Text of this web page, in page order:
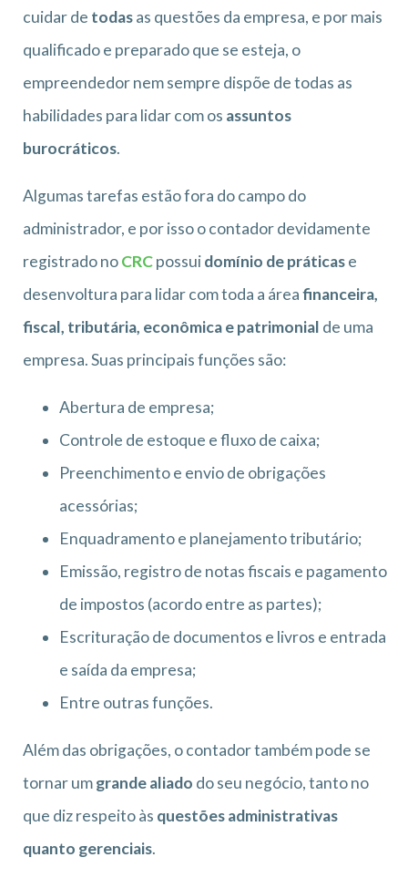
cuidar de todasas questões da empresa, e por mais
qualificado e preparado que se esteja, o
empreendedor nem sempre dispõe de todas as
habilidades para lidar com os assuntos
burocráticos.
Algumas tarefas estão fora do campo do
administrador, e por isso o contador devidamente
registrado noCRCpossuidomínio de práticase
desenvoltura para lidar com toda a áreafinanceira,
fiscal, tributária, econômica e patrimonial de uma
empresa. Suas principais funções são:
Abertura de empresa;
Controle de estoque e fluxo de caixa;
Preenchimento e envio de obrigações
acessórias;
Enquadramento e planejamento tributário;
Emissão, registro de notas fiscais e pagamento
de impostos (acordo entre as partes);
Escrituração de documentos e livros e entrada
e saída da empresa;
Entre outras funções.
Além das obrigações, o contador também pode se
tornar umgrande aliado do seu negócio, tanto no
que diz respeito às questões administrativas
quanto gerenciais.